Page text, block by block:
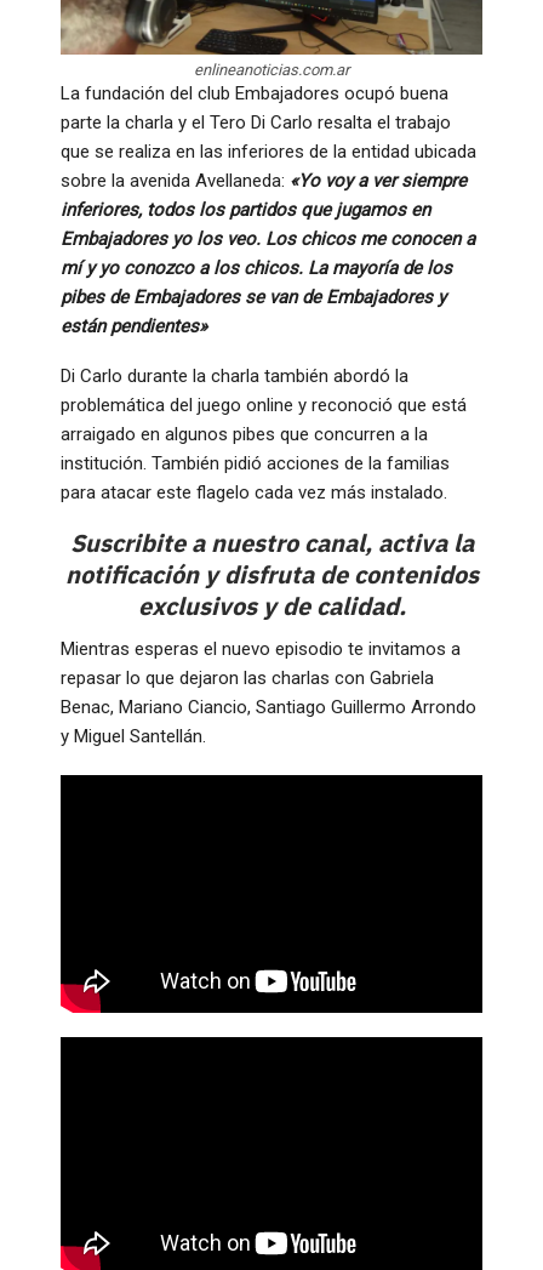
enlineanoticias.com.ar
La fundación del club Embajadores ocupó buena
parte la charla y el Tero Di Carlo resalta el trabajo
que se realiza en las inferiores de la entidad ubicada
sobre la avenida Avellaneda: «Yo voy a ver siempre
inferiores, todos los partidos que jugamos en
Embajadores yo los veo. Los chicos me conocen a
mí y yo conozco a los chicos. La mayoría de los
pibes de Embajadores se van de Embajadores y
están pendientes»
Di Carlo durante la charla también abordó la
problemática del juego online y reconoció que está
arraigado en algunos pibes que concurren a la
institución. También pidió acciones de la familias
para atacar este flagelo cada vez más instalado.
Suscribite a nuestro canal, activa la
notificación y disfruta de contenidos
exclusivos y de calidad.
Mientras esperas el nuevo episodio te invitamos a
repasar lo que dejaron las charlas con Gabriela
Benac, Mariano Ciancio, Santiago Guillermo Arrondo
y Miguel Santellán.